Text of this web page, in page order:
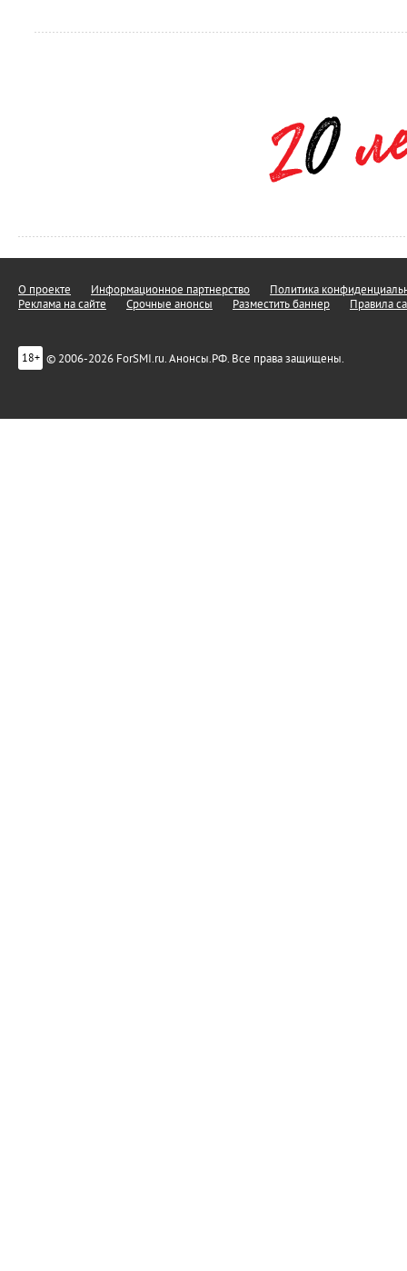
О проекте Информационное партнерство
Политика
Реклама на сайте
Срочные анонсы Разместить баннер Правила
18+ © 2006-2026 ForSMI.ru. Анонсы.РФ. Все права защищены.